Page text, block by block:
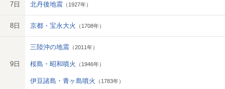
7日 北丹後地震 （1927年）
8日 京都・宝永大火 （1708年）
9日
三陸沖の地震 （2011年）
桜島・昭和噴火 （1946年）
伊豆諸島・青ヶ島噴火 （1783年）